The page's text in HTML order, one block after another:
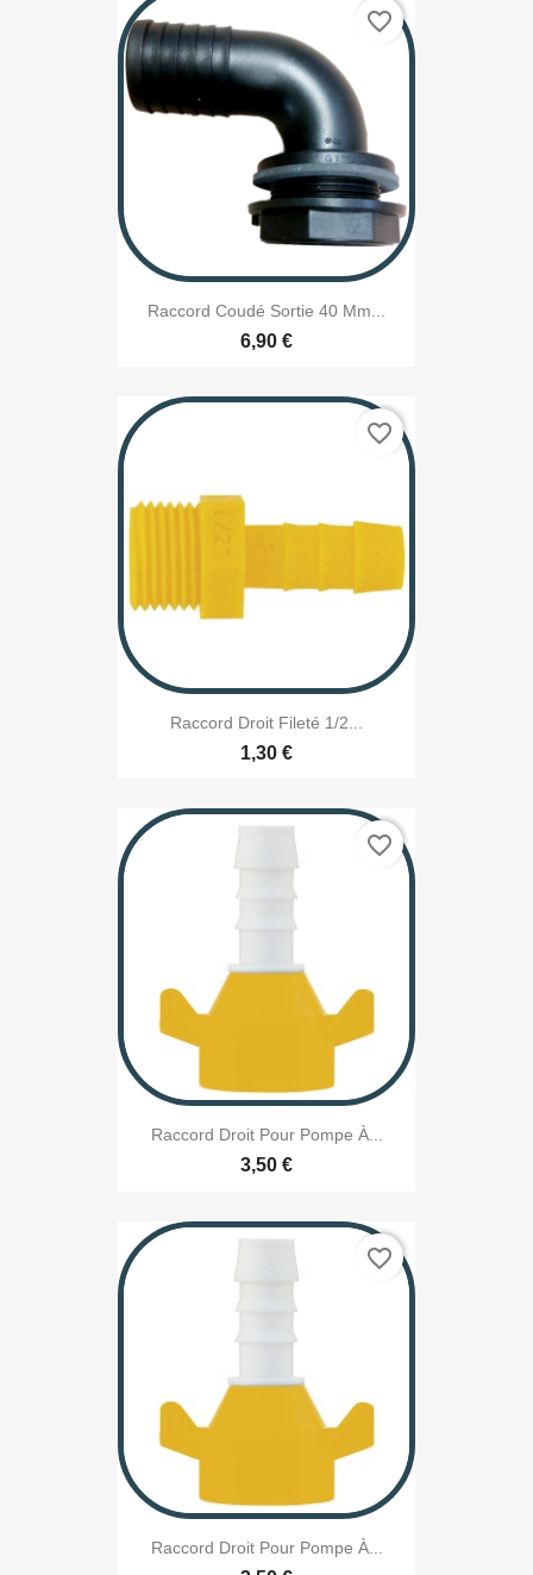
Raccord Coudé Sortie 40 Mm...
6,90 €
favorite_border
Raccord Droit Fileté 1/2...
1,30 €
favorite_border
Raccord Droit Pour Pompe À...
3,50 €
favorite_border
Raccord Droit Pour Pompe À...
favorite_border